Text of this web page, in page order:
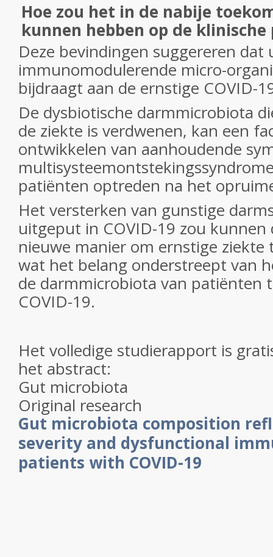
Hoe zou het in de nabije
kunnen hebben op de
Deze bevindingen suggereren
immunomodulerende micro-
bijdraagt aan de ernstige COVID-
De dysbiotische darmmicrobiota
de ziekte is verdwenen, kan een
ontwikkelen van aanhoudende
patiënten optreden na het
Het versterken van gunstige
uitgeput in COVID-19 zou kunnen
nieuwe manier om ernstige ziekte
wat het belang onderstreept van
de darmmicrobiota van patiënten
COVID-19.
Het volledige studierapport is
het abstract:
Gut microbiota
Original research
Gut microbiota composition
severity and dysfunctional
patients with COVID-19